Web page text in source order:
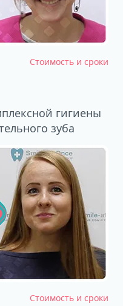
Стоимость и сроки
гигиены
зуба
Стоимость и сроки